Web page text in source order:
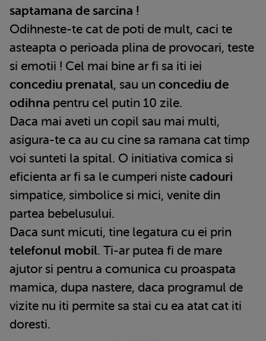
saptamana de sarcina !
Odihneste-te cat de poti de mult, caci te
asteapta o perioada plina de provocari, teste
si emotii ! Cel mai bine ar fi sa iti iei
concediu prenatal, sau un concediu de
odihna pentru cel putin 10 zile.
Daca mai aveti un copil sau mai multi,
asigura-te ca au cu cine sa ramana cat timp
voi sunteti la spital. O initiativa comica si
eficienta ar fi sa le cumperi niste cadouri
simpatice, simbolice si mici, venite din
partea bebelusului.
Daca sunt micuti, tine legatura cu ei prin
telefonul mobil. Ti-ar putea fi de mare
ajutor si pentru a comunica cu proaspata
mamica, dupa nastere, daca programul de
vizite nu iti permite sa stai cu ea atat cat iti
doresti.